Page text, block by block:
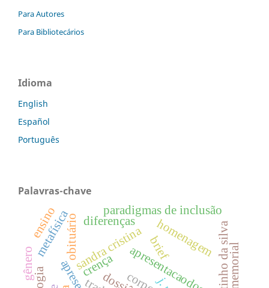
Para Autores
Para Bibliotecários
Idioma
English
Español
Português
Palavras-chave
apresentacaodossie
brief agostinho da silva
sandra cristina
obituário homenagem
memorial
diferenças
paradigmas de inclusão
metafísica
crença
gênero
ensino